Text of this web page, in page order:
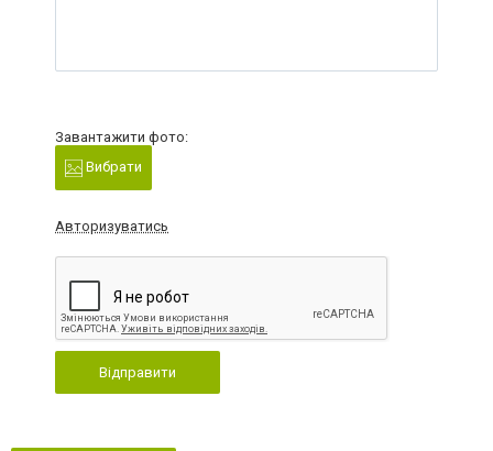
Завантажити фото:
Вибрати
Авторизуватись
Відправити